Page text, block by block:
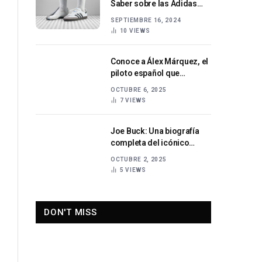
Saber sobre las Adidas
Tendencias
SEPTIEMBRE 16, 2024
10 VIEWS
Conoce a Álex Márquez, el
piloto español que
OCTUBRE 6, 2025
7VIEWS
Joe Buck: Una biografía
completa del icónico
OCTUBRE 2, 2025
5VIEWS
DON'T MISS